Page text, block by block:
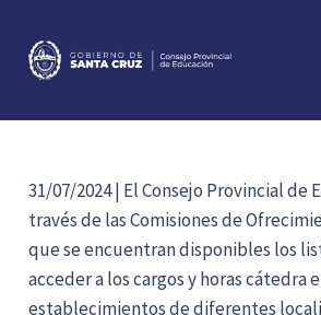
contenido
31/07/2024 | El Consejo Provincial de
través de las Comisiones de
que se encuentran disponibles los
acceder a los cargos y horas cátedra
establecimientos de diferentes